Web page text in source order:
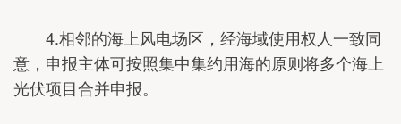
4.相邻的海上风电场区，经海域使用权人一致同
意，申报主体可按照集中集约用海的原则将多个海上
光伏项目合并申报。